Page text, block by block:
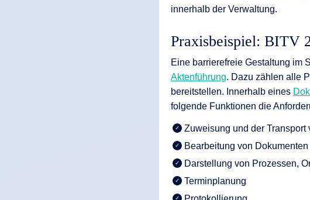
innerhalb der Verwaltung.
Praxisbeispiel: BITV
Eine barrierefreie Gestaltung im
Aktenführung. Dazu zählen alle
bereitstellen. Innerhalb eines
folgende Funktionen die
Zuweisung und der
Bearbeitung von Dokumenten
Darstellung von Prozessen,
Terminplanung